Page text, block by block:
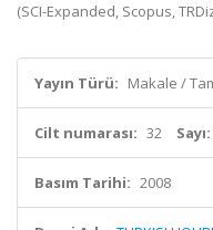
(SCI-Expanded, Scopus,
Yayın Türü: Makale /
Cilt numarası: 32 Sayı:
Basım Tarihi: 2008